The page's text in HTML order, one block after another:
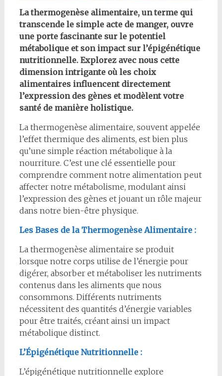
La thermogenèse alimentaire, un terme qui
transcende le simple acte de manger, ouvre
une porte fascinante sur le potentiel
métabolique et son impact sur l’épigénétique
nutritionnelle. Explorez avec nous cette
dimension intrigante où les choix
alimentaires influencent directement
l’expression des gènes et modèlent votre
santé de manière holistique.
La thermogenèse alimentaire, souvent appelée
l’effet thermique des aliments, est bien plus
qu’une simple réaction métabolique à la
nourriture. C’est une clé essentielle pour
comprendre comment notre alimentation peut
affecter notre métabolisme, modulant ainsi
l’expression des gènes et jouant un rôle majeur
dans notre bien-être physique.
Les Bases de la Thermogenèse Alimentaire :
La thermogenèse alimentaire se produit
lorsque notre corps utilise de l’énergie pour
digérer, absorber et métaboliser les nutriments
contenus dans les aliments que nous
consommons. Différents nutriments
nécessitent des quantités d’énergie variables
pour être traités, créant ainsi un impact
métabolique distinct.
L’Épigénétique Nutritionnelle :
L’épigénétique nutritionnelle explore